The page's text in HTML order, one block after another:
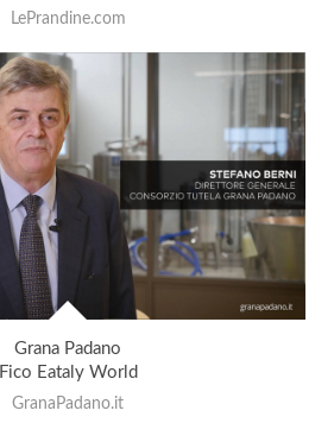
LePrandine.com
Grana Padano
Fico Eataly World
GranaPadano.it